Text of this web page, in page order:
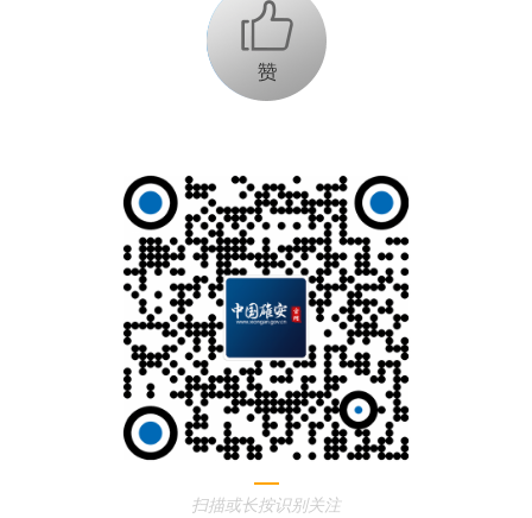
+1
扫描或长按识别关注